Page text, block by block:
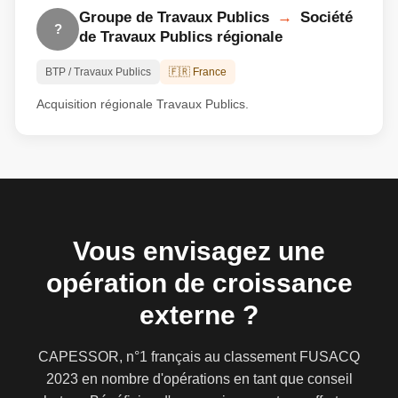
?
Groupe de Travaux Publics →
Société
de Travaux Publics régionale
BTP / Travaux Publics 🇫🇷 France
Acquisition régionale Travaux Publics.
Vous envisagez une
opération de croissance
externe ?
CAPESSOR, n°1 français au classement FUSACQ
2023 en nombre d'opérations en tant que conseil